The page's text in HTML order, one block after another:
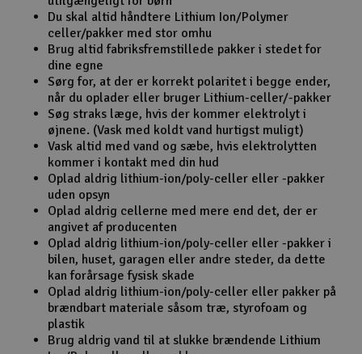
Solenergi
Værktøj, udstyr og tilbehør
Gavekort
Du skal altid håndtere Lithium Ion/Polymer
celler/pakker med stor omhu
Brug altid fabriksfremstillede pakker i stedet for
dine egne
Sørg for, at der er korrekt polaritet i begge ender,
når du oplader eller bruger Lithium-celler/-pakker
Søg straks læge, hvis der kommer elektrolyt i
øjnene. (Vask med koldt vand hurtigst muligt)
Vask altid med vand og sæbe, hvis elektrolytten
kommer i kontakt med din hud
Oplad aldrig lithium-ion/poly-celler eller -pakker
uden opsyn
Oplad aldrig cellerne med mere end det, der er
angivet af producenten
Oplad aldrig lithium-ion/poly-celler eller -pakker i
bilen, huset, garagen eller andre steder, da dette
kan forårsage fysisk skade
Oplad aldrig lithium-ion/poly-celler eller pakker på
brændbart materiale såsom træ, styrofoam og
plastik
Brug aldrig vand til at slukke brændende Lithium